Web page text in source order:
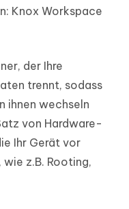
Knox Workspace
der Ihre
trennt, sodass
ihnen wechseln
von Hardware-
Ihr Gerät vor
z.B. Rooting,